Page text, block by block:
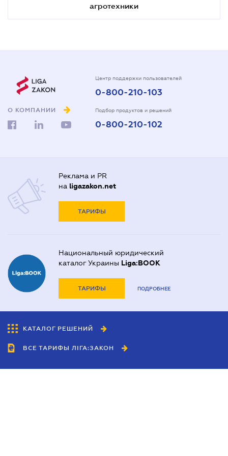
агротехники
О КОМПАНИИ
Центр поддержки пользователей
0-800-210-103
Подбор продуктов и решений
0-800-210-102
Реклама и PR
на ligazakon.net
ТАРИФЫ
Национальный юридический
каталог Украины Liga:BOOK
ТАРИФЫ ПОДРОБНЕЕ
КАТАЛОГ РЕШЕНИЙ
ВСЕ ТАРИФЫ ЛІГА:ЗАКОН